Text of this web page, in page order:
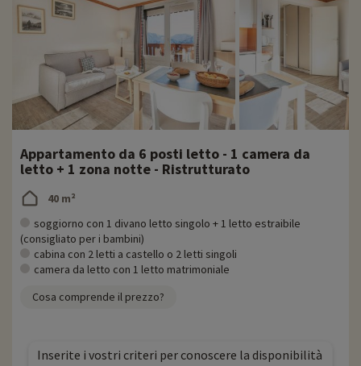
Appartamento da 6 posti letto - 1 camera da
letto + 1 zona notte - Ristrutturato
40 m²
soggiorno con 1 divano letto singolo + 1 letto estraibile
(consigliato per i bambini)
cabina con 2 letti a castello o 2 letti singoli
camera da letto con 1 letto matrimoniale
Cosa comprende il prezzo?
Inserite i vostri criteri per conoscere la disponibilità